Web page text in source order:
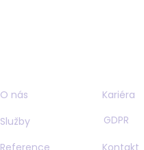
O nás
Služby
Kariéra
GDPR